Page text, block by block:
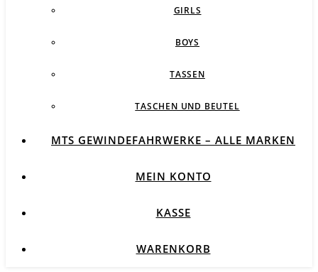
GIRLS
BOYS
TASSEN
TASCHEN UND BEUTEL
MTS GEWINDEFAHRWERKE – ALLE MARKEN
MEIN KONTO
KASSE
WARENKORB